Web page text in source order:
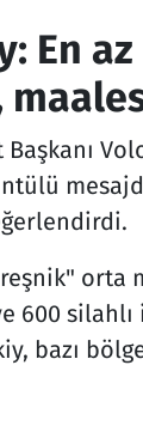
En
Başkanı
600 silahlı
bazı